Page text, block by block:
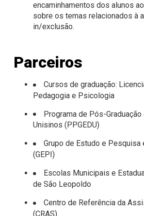
encaminhamentos dos alunos
sobre os temas relacionados à
in/exclusão.
Parceiros
Cursos de graduação:
Pedagogia e Psicologia
Programa de Pós-Graduação
Unisinos (PPGEDU)
Grupo de Estudo e Pesquisa
(GEPI)
Escolas Municipais e
de São Leopoldo
Centro de Referência da
(CRAS)